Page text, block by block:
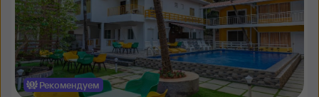
Рекомендуем